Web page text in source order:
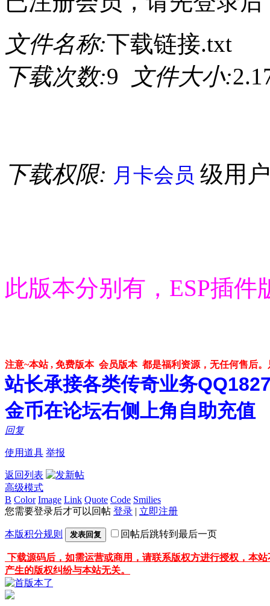
文件名称:下载链接.txt
下载次数:9 文件大小:
下载权限: 月卡会员 级用
此版本分别有，ESP插
注意~本站 , 免费版本 会员版本 都是福利资源，无任何售后
站长承接各类传奇业务
金币在论坛右侧上角自助充值
回复
使用道具 举报
返回列表
高级模式
B Color Image Link Quote Code Smilies
您需要登录后才可以回帖 登录 | 立即注册
本版积分规则 发表回复 回帖后跳转到最后一页
下载源码后，如需运营或商用，请联系版权方进行授权，本
产生的版权纠纷与本站无关。